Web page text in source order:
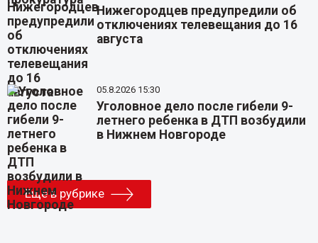
Нижегородцев предупредили об
отключениях телевещания до 16
августа
05.8.2026 15:30
Уголовное дело после гибели 9-
летнего ребенка в ДТП возбудили
в Нижнем Новгороде
Еще в рубрике